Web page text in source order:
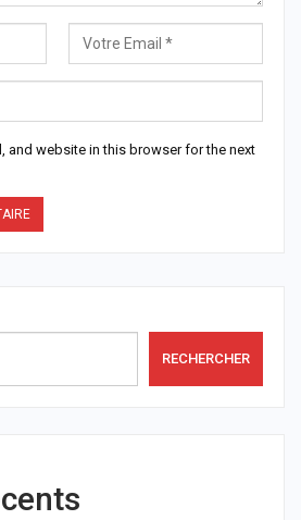
and website in this browser for the next
RECHERCHER